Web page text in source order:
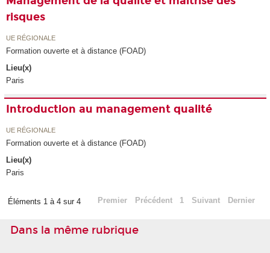
risques
UE RÉGIONALE
Formation ouverte et à distance (FOAD)
Lieu(x)
Paris
Introduction au management qualité
UE RÉGIONALE
Formation ouverte et à distance (FOAD)
Lieu(x)
Paris
Éléments 1 à 4 sur 4 Premier Précédent 1 Suivant Dernier
Dans la même rubrique